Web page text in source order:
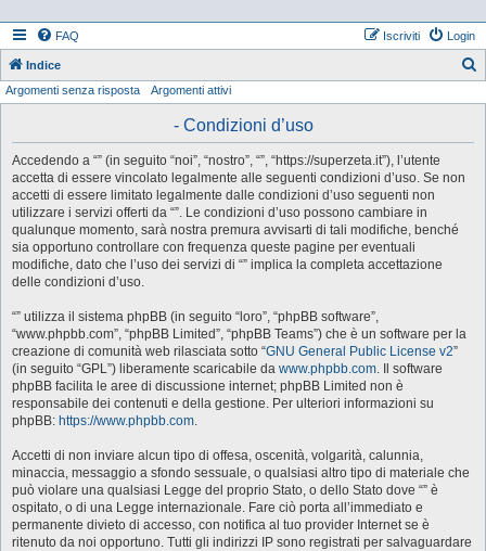
FAQ Login
Iscriviti
Indice
Argomenti senza risposta Argomenti attivi
- Condizioni d’uso
Accedendo a “” (in seguito “noi”, “nostro”, “”, “https://superzeta.it”), l’utente
accetta di essere vincolato legalmente alle seguenti condizioni d’uso. Se non
accetti di essere limitato legalmente dalle condizioni d’uso seguenti non
utilizzare i servizi offerti da “”. Le condizioni d’uso possono cambiare in
qualunque momento, sarà nostra premura avvisarti di tali modifiche, benché
sia opportuno controllare con frequenza queste pagine per eventuali
modifiche, dato che l’uso dei servizi di “” implica la completa accettazione
delle condizioni d’uso.
“” utilizza il sistema phpBB (in seguito “loro”, “phpBB software”,
“www.phpbb.com”, “phpBB Limited”, “phpBB Teams”) che è un software per la
creazione di comunità web rilasciata sotto “GNU General Public License v2”
(in seguito “GPL”) liberamente scaricabile da www.phpbb.com. Il software
phpBB facilita le aree di discussione internet; phpBB Limited non è
responsabile dei contenuti e della gestione. Per ulteriori informazioni su
phpBB: https://www.phpbb.com.
Accetti di non inviare alcun tipo di offesa, oscenità, volgarità, calunnia,
minaccia, messaggio a sfondo sessuale, o qualsiasi altro tipo di materiale che
può violare una qualsiasi Legge del proprio Stato, o dello Stato dove “” è
ospitato, o di una Legge internazionale. Fare ciò porta all’immediato e
permanente divieto di accesso, con notifica al tuo provider Internet se è
ritenuto da noi opportuno. Tutti gli indirizzi IP sono registrati per salvaguardare